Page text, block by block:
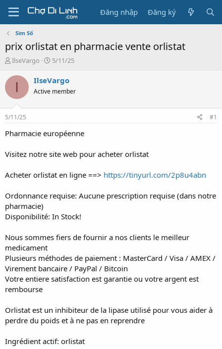
Đăng nhập Đăng ký
Sim Số
prix orlistat en pharmacie vente orlistat
T
r
a
s
t
a
e
IlseVargo
N
à
g
5/11/25
I IlseVargo
Active member
5/11/25 #1
Pharmacie européenne
Visitez notre site web pour acheter orlistat
Acheter orlistat en ligne ==> https://tinyurl.com/2p8u4abn
Ordonnance requise: Aucune prescription requise (dans notre
pharmacie)
Disponibilité: In Stock!
Nous sommes fiers de fournir a nos clients le meilleur
medicament
Plusieurs méthodes de paiement : MasterCard / Visa / AMEX /
Virement bancaire / PayPal / Bitcoin
Votre entiere satisfaction est garantie ou votre argent est
rembourse
Orlistat est un inhibiteur de la lipase utilisé pour vous aider à
perdre du poids et à ne pas en reprendre
Ingrédient actif: orlistat